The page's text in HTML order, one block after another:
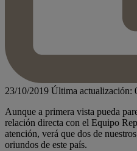
23/10/2019 Última actualización:
Aunque a primera vista pueda
relación directa con el Equipo
atención, verá que dos de
oriundos de este país.